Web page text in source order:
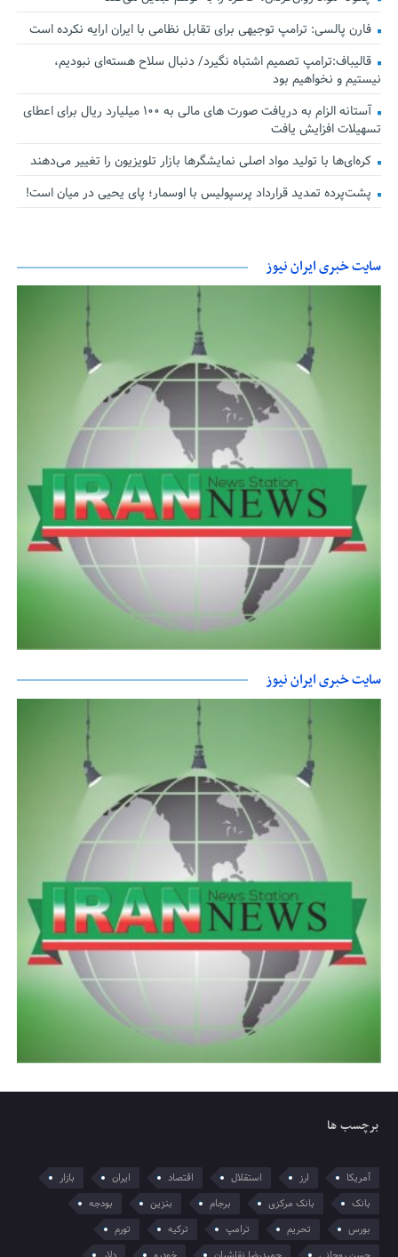
فارن پالسی: ترامپ توجیهی برای تقابل نظامی با ایران ارایه نکرده است
قالیباف:ترامپ تصمیم اشتباه نگیرد/ دنبال سلاح هسته‌ای نبودیم،
نیستیم و نخواهیم بود
آستانه الزام به دریافت صورت های مالی به ۱۰۰ میلیارد ریال برای اعطای
تسهیلات افزایش یافت
کره‌ای‌ها با تولید مواد اصلی نمایشگرها بازار تلویزیون را تغییر می‌دهند
پشت‌پرده تمدید قرارداد پرسپولیس با اوسمار؛ پای یحیی در میان است!
سایت خبری ایران نیوز
سایت خبری ایران نیوز
برچسب ها
آمریکا ارز استقلال اقتصاد ایران
بازار
بانک
بانک مرکزی برجام بنزین
بودجه
بورس
تحریم ترامپ ترکیه
تورم